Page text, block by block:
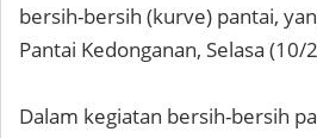
bersih-bersih (kurve) pantai,
Pantai Kedonganan, Selasa (10/
Dalam kegiatan bersih-bersih